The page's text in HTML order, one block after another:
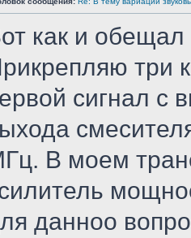
как и
три
сигнал с
В моем
данноо